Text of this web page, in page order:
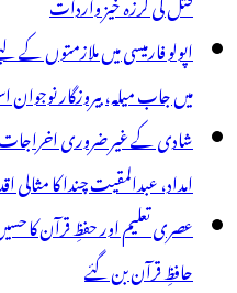
میں جاب میلہ، بیروزگار نوجوان
امداد، عبدالمقیت چندا کا مثالی
عصری تعلیم اور حفظِ قرآن کا
حافظِ قرآن بن گئے